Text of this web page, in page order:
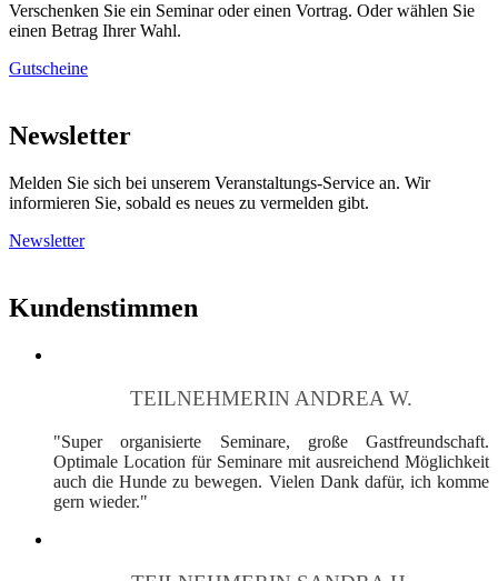
Verschenken Sie ein Seminar oder einen Vortrag. Oder wählen Sie
einen Betrag Ihrer Wahl.
Gutscheine
Newsletter
Melden Sie sich bei unserem Veranstaltungs-Service an. Wir
informieren Sie, sobald es neues zu vermelden gibt.
Newsletter
Kundenstimmen
TEILNEHMERIN ANDREA W.
"Super organisierte Seminare, große Gastfreundschaft.
Optimale Location für Seminare mit ausreichend Möglichkeit
auch die Hunde zu bewegen. Vielen Dank dafür, ich komme
gern wieder."